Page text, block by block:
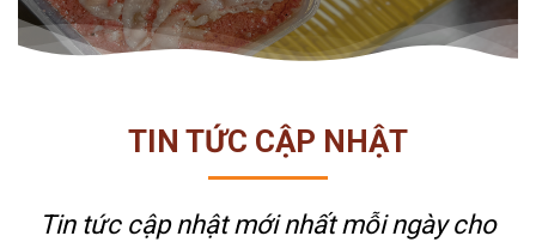
TIN TỨC CẬP NHẬT
Tin tức cập nhật mới nhấtmỗi ngày cho